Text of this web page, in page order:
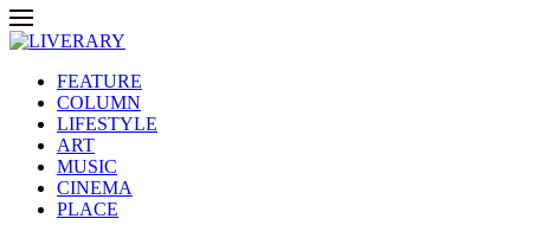
FEATURE
COLUMN
LIFESTYLE
ART
MUSIC
CINEMA
PLACE